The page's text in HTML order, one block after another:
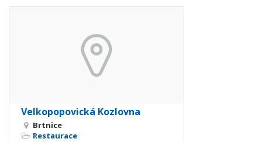
Velkopopovická Kozlovna
Brtnice
Restaurace